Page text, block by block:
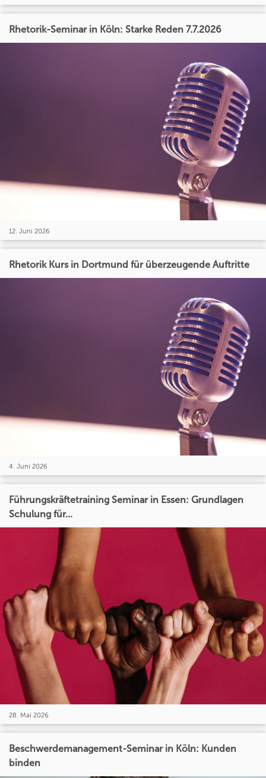
Rhetorik-Seminar in Köln: Starke Reden 7.7.2026
12. Juni 2026
Rhetorik Kurs in Dortmund für überzeugende Auftritte
4. Juni 2026
Führungskräftetraining Seminar in Essen: Grundlagen
Schulung für...
28. Mai 2026
Beschwerdemanagement-Seminar in Köln: Kunden
binden